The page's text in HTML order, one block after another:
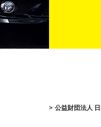
公益財団法人